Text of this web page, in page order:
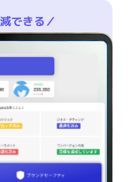
できる／